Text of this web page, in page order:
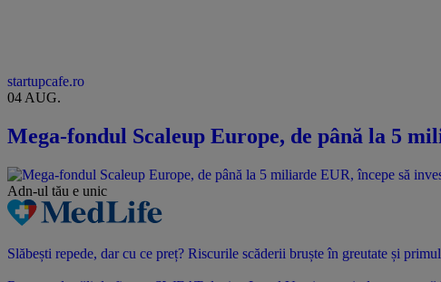
startupcafe.ro
04 AUG.
Mega-fondul Scaleup Europe, de până la 5
Adn-ul tău e unic
Slăbești repede, dar cu ce preț? Riscurile scăderii bruște în greutate și